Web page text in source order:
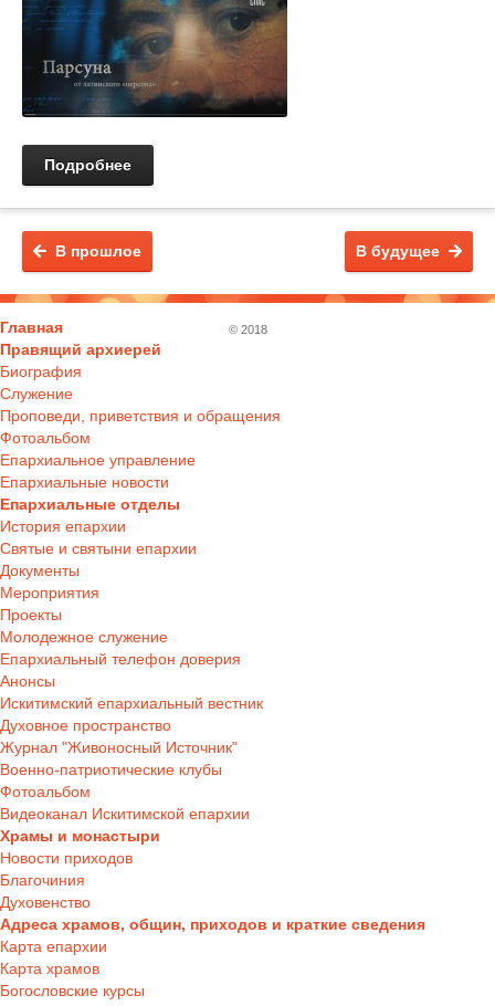
Подробнее
В будущее
В прошлое
Главная
Правящий архиерей
Биография
Служение
Проповеди, приветствия и обращения
Фотоальбом
Епархиальное управление
Епархиальные новости
Епархиальные отделы
История епархии
Святые и святыни епархии
Документы
Мероприятия
Проекты
Молодежное служение
Епархиальный телефон доверия
Анонсы
Искитимский епархиальный вестник
Духовное пространство
Журнал "Живоносный Источник"
Военно-патриотические клубы
Фотоальбом
Видеоканал Искитимской епархии
Храмы и монастыри
Новости приходов
Благочиния
Духовенство
Адреса храмов, общин, приходов и краткие сведения
Карта епархии
Карта храмов
Богословские курсы
© 2018